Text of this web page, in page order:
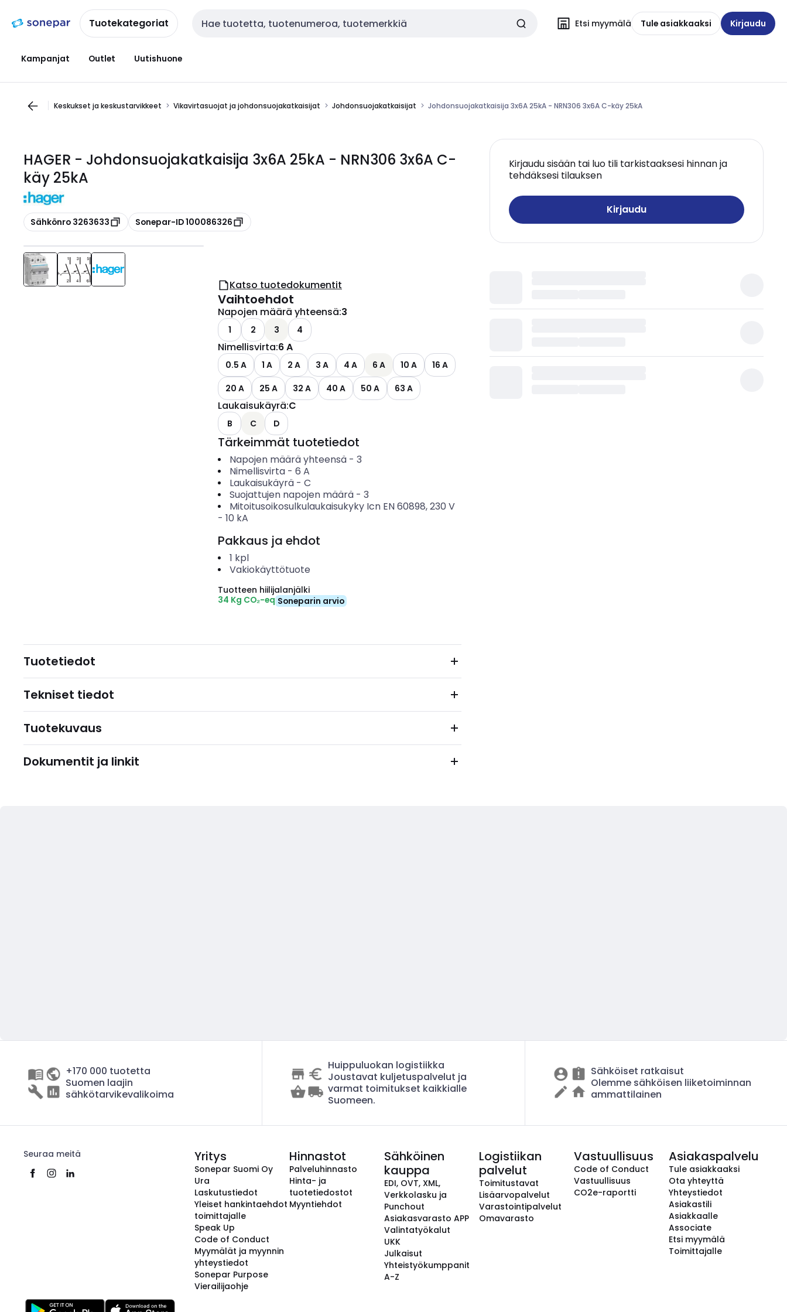
navigointiinsisältöönTuotekategoriat Haku Etsi myymälä Tule asiakkaaksi Kirjaudu
Kampanjat Outlet Uutishuone
Keskukset ja keskustarvikkeet Vikavirtasuojat ja johdonsuojakatkaisijat Johdonsuojakatkaisijat Johdonsuojakatkaisija 3x6A 25kA - NRN306 3x6A C-käy 25kA
HAGER - Johdonsuojakatkaisija 3x6A 25kA - NRN306 3x6A C-
käy 25kA
Kopioi
Sähkönro 3263633 Kopioi
Sonepar-ID 100086326
Kirjaudu sisään tai luo tili tarkistaaksesi hinnan ja
tehdäksesi tilauksen
Kirjaudu
Katso tuotedokumentit
Vaihtoehdot
Napojen määrä yhteensä:3
1 2 3 4
Nimellisvirta:6 A
0.5 A 1 A 2 A 3 A 4 A 6 A 10 A
16 A
20 A
25 A 32 A 40 A 50 A 63 A
Laukaisukäyrä:C
B C D
Tärkeimmät tuotetiedot
Napojen määrä yhteensä- 3
Nimellisvirta- 6 A
Laukaisukäyrä- C
Suojattujen napojen määrä- 3
Mitoitusoikosulkulaukaisukyky Icn EN 60898, 230 V
- 10 kA
Pakkaus ja ehdot
1 kpl
Vakiokäyttötuote
Tuotteen hiilijalanjälki
34 Kg CO₂-eq Soneparin arvio
Tuotetiedot
Tekniset tiedot
Tuotekuvaus
Dokumentit ja linkit
+170 000 tuotetta
Suomen laajin
sähkötarvikevalikoima
Huippuluokan logistiikka
Joustavat kuljetuspalvelut ja
varmat toimitukset kaikkialle
Suomeen.
Sähköiset ratkaisut
Olemme sähköisen liiketoiminnan
ammattilainen
Seuraa meitä Yritys
Sonepar Suomi Oy
Ura
Laskutustiedot
Yleiset hankintaehdot
toimittajalle
Speak Up
Code of Conduct
Myymälät ja myynnin
yhteystiedot
Sonepar Purpose
Vierailijaohje
Hinnastot
Palveluhinnasto
Hinta- ja
tuotetiedostot
Myyntiehdot
Sähköinen
kauppa
EDI, OVT, XML,
Verkkolasku ja
Punchout
Asiakasvarasto APP
Valintatyökalut
UKK
Julkaisut
Yhteistyökumppanit
A-Z
Logistiikan
palvelut
Toimitustavat
Lisäarvopalvelut
Varastointipalvelut
Omavarasto
Vastuullisuus
Code of Conduct
Vastuullisuus
CO2e-raportti
Asiakaspalvelu
Tule asiakkaaksi
Ota yhteyttä
Yhteystiedot
Asiakastili
Asiakkaalle
Associate
Etsi myymälä
Toimittajalle